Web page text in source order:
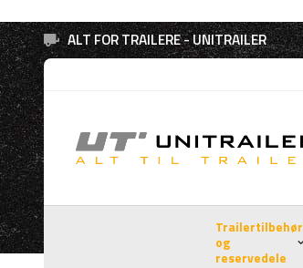
ALT FOR TRAILERE - UNITRAILER
Trailertilbehør
og
reservedele